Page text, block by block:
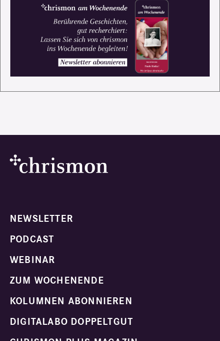
NEWSLETTER
PODCAST
WEBINAR
ZUM WOCHENENDE
KOLUMNEN ABONNIEREN
DIGITALABO DOPPELTGUT